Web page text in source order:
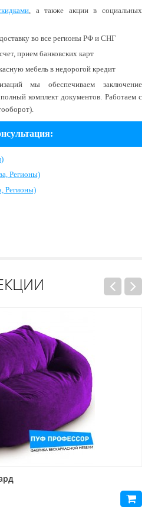
, а также акции в социальных
во все регионы РФ и СНГ
прием банковских карт
мебель в недорогой кредит
мы обеспечиваем заключение
комплект документов. Работаем с
Регионы)
Регионы)